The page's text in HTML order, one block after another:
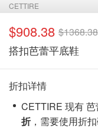
CETTIRE
$908.38 $1368.38
搭扣芭蕾平底鞋
折扣详情
CETTIRE 现有
折 ，需要使用折